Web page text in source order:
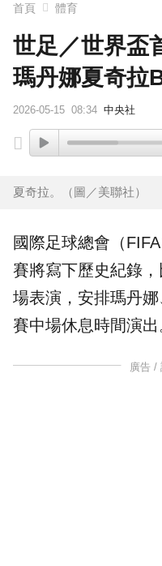
首頁 體育
世足／世界盃
瑪丹娜夏奇拉
2026-05-15 08:34 中央社
夏奇拉。（圖／美聯社）
國際足球總會（
賽將寫下歷史紀錄
場表演，安排瑪丹娜
賽中場休息時間演出
廣告 /